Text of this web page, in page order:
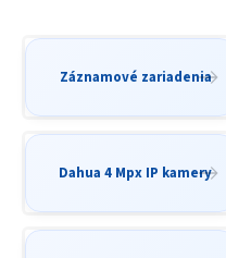
Záznamové zariadenia
Dahua 4 Mpx IP kamery